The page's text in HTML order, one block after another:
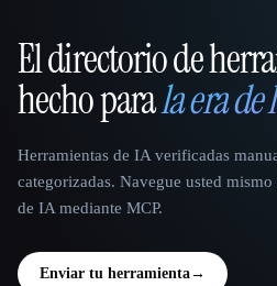
That AI Collection
El directorio de
hecho parala era de
Herramientas de IA verificadas
categorizadas. Navegue usted mismo
de IA mediante MCP.
Enviar tu herramienta→